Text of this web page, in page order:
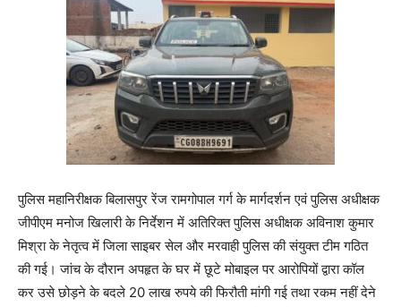
पुलिस महानिरीक्षक बिलासपुर रेंज रामगोपाल गर्ग के मार्गदर्शन एवं पुलिस अधीक्षक
जीपीएम मनोज खिलारी के निर्देशन में अतिरिक्त पुलिस अधीक्षक अविनाश कुमार
मिश्रा के नेतृत्व में जिला साइबर सेल और मरवाही पुलिस की संयुक्त टीम गठित
की गई। जांच के दौरान अपहृत के घर में छूटे मोबाइल पर आरोपियों द्वारा कॉल
कर उसे छोड़ने के बदले 20 लाख रुपये की फिरौती मांगी गई तथा रकम नहीं देने